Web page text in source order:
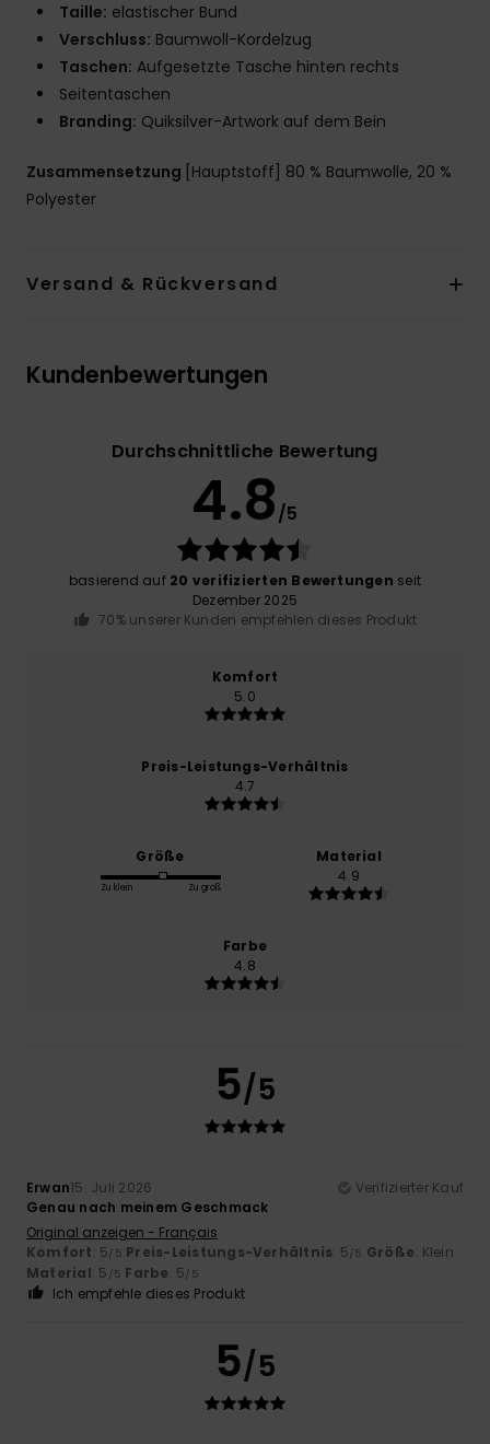
Taille: elastischer Bund
Verschluss: Baumwoll-Kordelzug
Taschen: Aufgesetzte Tasche hinten rechts
Seitentaschen
Branding: Quiksilver-Artwork auf dem Bein
Zusammensetzung [Hauptstoff] 80 % Baumwolle, 20 %
Polyester
Versand & Rückversand
Kundenbewertungen
Durchschnittliche Bewertung
4.8/5
basierend auf 20 verifizierten Bewertungen seit
Dezember 2025
70% unserer Kunden empfehlen dieses Produkt
Komfort
5.0
Preis-Leistungs-Verhältnis
4.7
Größe
Zu klein Zu groß
Material
4.9
Farbe
4.8
5/5
Erwan15. Juli 2026
Verifizierter Kauf
Genau nach meinem Geschmack
Original anzeigen - Français
Komfort: 5/5 Preis-Leistungs-Verhältnis: 5/5 Größe: Klein
Material: 5 /5 Farbe: 5/5
Ich empfehle dieses Produkt
5/5